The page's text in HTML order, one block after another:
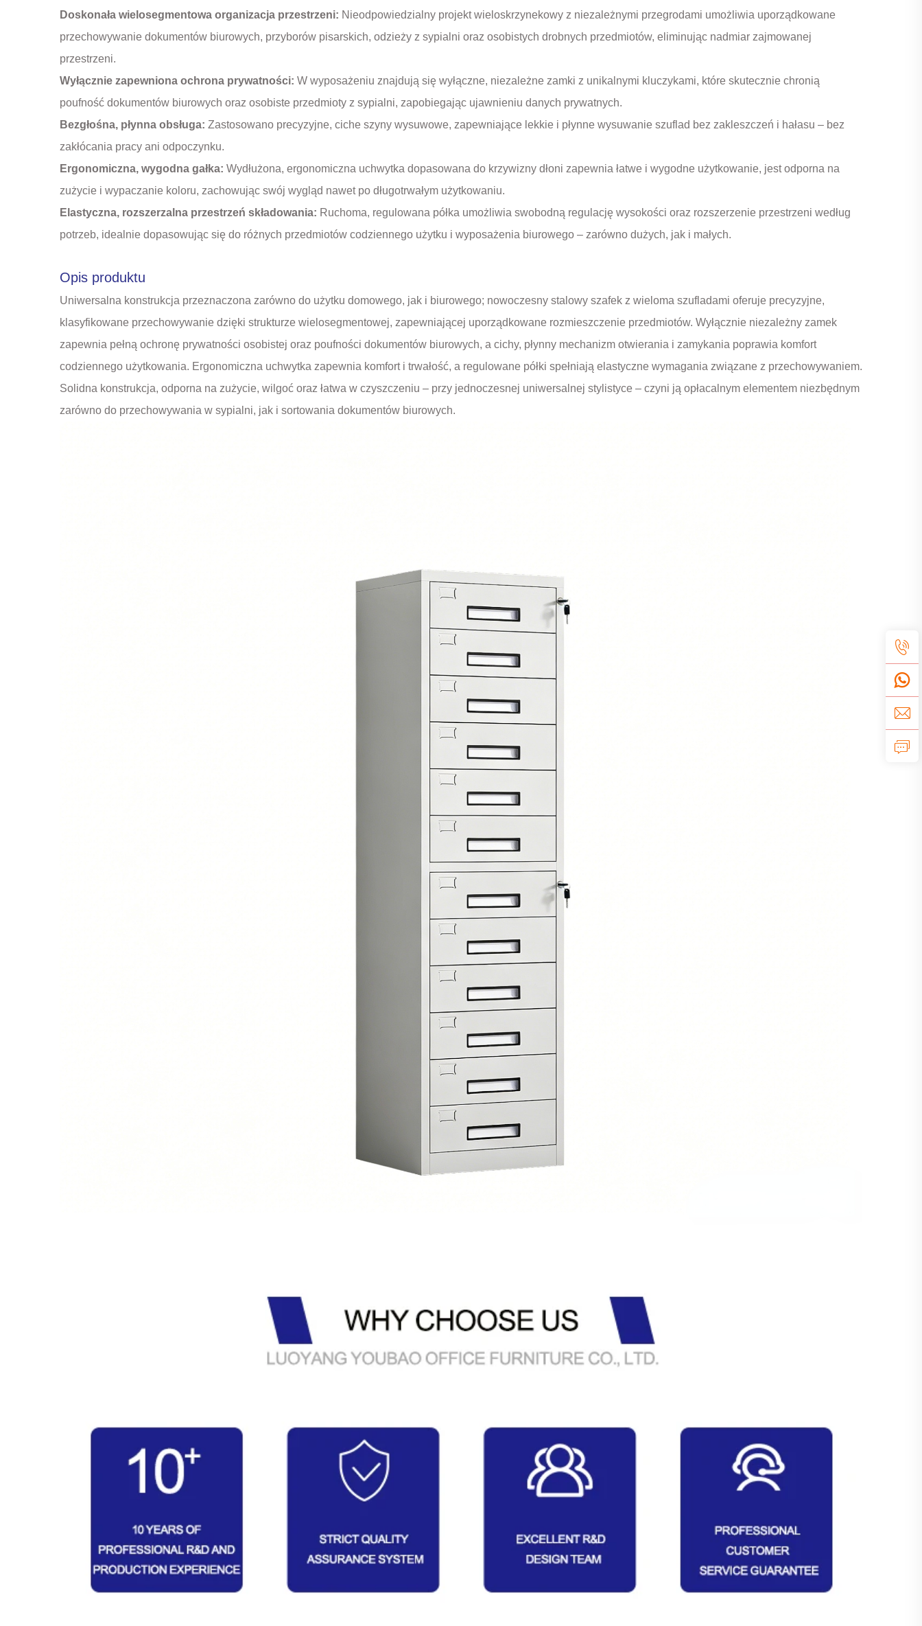
Doskonała wielosegmentowa organizacja przestrzeni: Nieodpowiedzialny projekt wieloskrzynekowy z niezależnymi przegrodami umożliwia uporządkowane
przechowywanie dokumentów biurowych, przyborów pisarskich, odzieży z sypialni oraz osobistych drobnych przedmiotów, eliminując nadmiar zajmowanej
przestrzeni.
Wyłącznie zapewniona ochrona prywatności: W wyposażeniu znajdują się wyłączne, niezależne zamki z unikalnymi kluczykami, które skutecznie chronią
poufność dokumentów biurowych oraz osobiste przedmioty z sypialni, zapobiegając ujawnieniu danych prywatnych.
Bezgłośna, płynna obsługa: Zastosowano precyzyjne, ciche szyny wysuwowe, zapewniające lekkie i płynne wysuwanie szuflad bez zakleszczeń i hałasu – bez
zakłócania pracy ani odpoczynku.
Ergonomiczna, wygodna gałka: Wydłużona, ergonomiczna uchwytka dopasowana do krzywizny dłoni zapewnia łatwe i wygodne użytkowanie, jest odporna na
zużycie i wypaczanie koloru, zachowując swój wygląd nawet po długotrwałym użytkowaniu.
Elastyczna, rozszerzalna przestrzeń składowania: Ruchoma, regulowana półka umożliwia swobodną regulację wysokości oraz rozszerzenie przestrzeni według
potrzeb, idealnie dopasowując się do różnych przedmiotów codziennego użytku i wyposażenia biurowego – zarówno dużych, jak i małych.
Opis produktu
Uniwersalna konstrukcja przeznaczona zarówno do użytku domowego, jak i biurowego; nowoczesny stalowy szafek z wieloma szufladami oferuje precyzyjne,
klasyfikowane przechowywanie dzięki strukturze wielosegmentowej, zapewniającej uporządkowane rozmieszczenie przedmiotów. Wyłącznie niezależny zamek
zapewnia pełną ochronę prywatności osobistej oraz poufności dokumentów biurowych, a cichy, płynny mechanizm otwierania i zamykania poprawia komfort
codziennego użytkowania. Ergonomiczna uchwytka zapewnia komfort i trwałość, a regulowane półki spełniają elastyczne wymagania związane z przechowywaniem.
Solidna konstrukcja, odporna na zużycie, wilgoć oraz łatwa w czyszczeniu – przy jednoczesnej uniwersalnej stylistyce – czyni ją opłacalnym elementem niezbędnym
zarówno do przechowywania w sypialni, jak i sortowania dokumentów biurowych.